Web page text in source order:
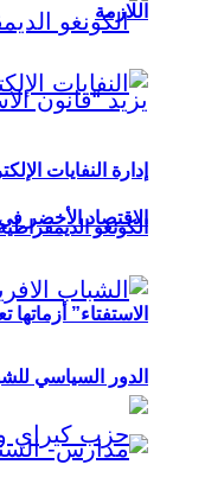
الكونغو
الاستفتاء” أزماتها
اللازمة
إدارة النفايات
الاقتصاد الأخضر في
الدور السياسي